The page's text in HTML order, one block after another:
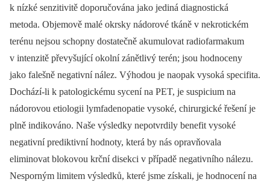
k nízké senzitivitě doporučována jako jediná diagnostická
metoda. Objemově malé okrsky nádorové tkáně v nekrotickém
terénu nejsou schopny dostatečně akumulovat radiofarmakum
v intenzitě převyšující okolní zánětlivý terén; jsou hodnoceny
jako falešně negativní nález. Výhodou je naopak vysoká specifita.
Dochází-li k patologickému sycení na PET, je suspicium na
nádorovou etiologii lymfadenopatie vysoké, chirurgické řešení je
plně indikováno. Naše výsledky nepotvrdily benefit vysoké
negativní prediktivní hodnoty, která by nás opravňovala
eliminovat blokovou krční disekci v případě negativního nálezu.
Nesporným limitem výsledků, které jsme získali, je hodnocení na